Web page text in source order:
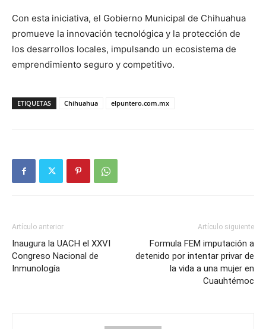
Con esta iniciativa, el Gobierno Municipal de Chihuahua
promueve la innovación tecnológica y la protección de
los desarrollos locales, impulsando un ecosistema de
emprendimiento seguro y competitivo.
ETIQUETAS Chihuahua elpuntero.com.mx
Artículo anterior
Inaugura la UACH el XXVI
Congreso Nacional de
Inmunología
Artículo siguiente
Formula FEM imputación a
detenido por intentar privar de
la vida a una mujer en
Cuauhtémoc